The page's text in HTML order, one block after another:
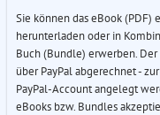
Sie können das eBook
herunterladen oder in
Buch (Bundle) erwerben.
über PayPal abgerechnet -
PayPal-Account angelegt
eBooks bzw. Bundles